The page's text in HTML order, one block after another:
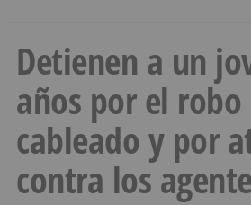
Detienen a un
años por el robo
cableado y por
contra los